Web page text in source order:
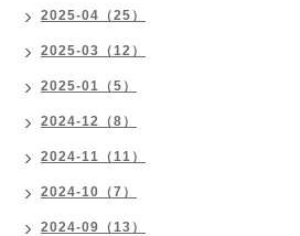
2025-04（25）
2025-03（12）
2025-01（5）
2024-12（8）
2024-11（11）
2024-10（7）
2024-09（13）